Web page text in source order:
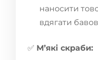
наносити
вдягати
✅ М’які скраби: